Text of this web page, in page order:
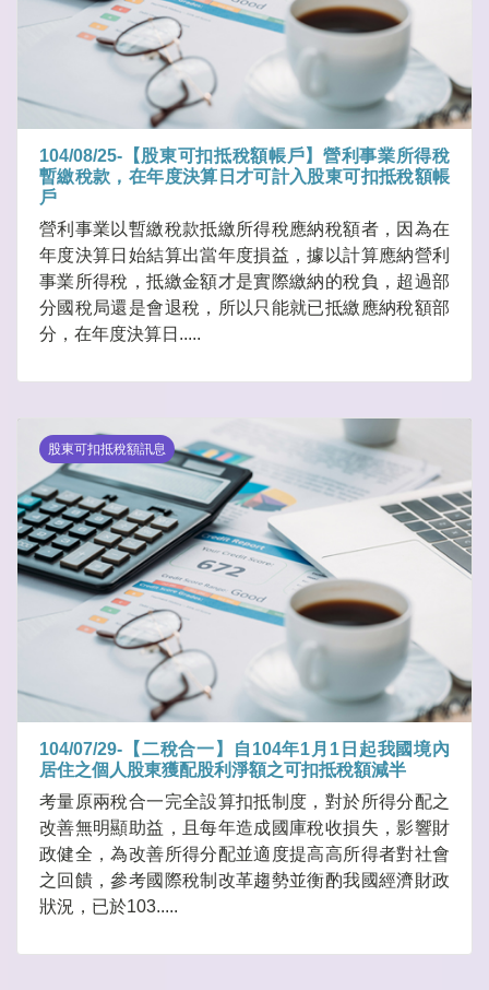
104/08/25-【股東可扣抵稅額帳戶】營利事業所得稅
暫繳稅款，在年度決算日才可計入股東可扣抵稅額帳
戶
營利事業以暫繳稅款抵繳所得稅應納稅額者，因為在
年度決算日始結算出當年度損益，據以計算應納營利
事業所得稅，抵繳金額才是實際繳納的稅負，超過部
分國稅局還是會退稅，所以只能就已抵繳應納稅額部
分，在年度決算日.....
股東可扣抵稅額訊息
104/07/29-【二稅合一】自104年1月1日起我國境內
居住之個人股東獲配股利淨額之可扣抵稅額減半
考量原兩稅合一完全設算扣抵制度，對於所得分配之
改善無明顯助益，且每年造成國庫稅收損失，影響財
政健全，為改善所得分配並適度提高高所得者對社會
之回饋，參考國際稅制改革趨勢並衡酌我國經濟財政
狀況，已於103.....